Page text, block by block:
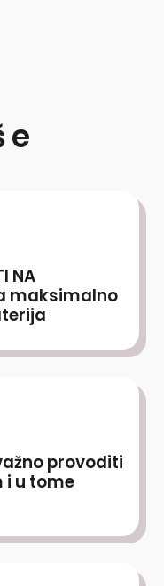
NA
maksimalno
provoditi
i u tome